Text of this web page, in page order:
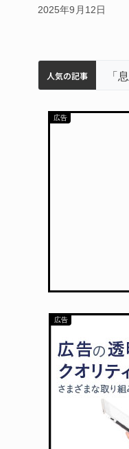
2025年9月12日
人気の記事
名張市水道料金47％値上げへ 答申案、審議会で大筋まとまる
中学校の陶壁モニュメント 地元建設会社がボランティアで清掃 伊賀
名張市立病院のDMAT、熊本地震の被災地へ 能登以来3回目の派遣